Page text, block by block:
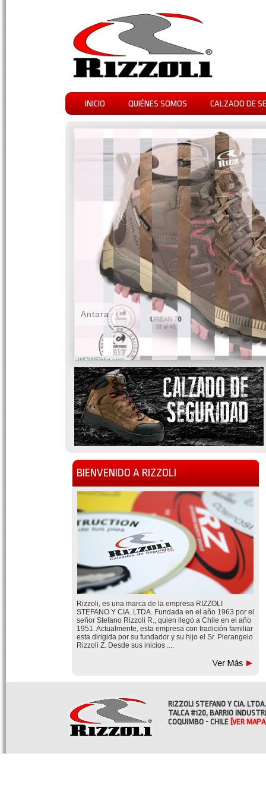
INICIO QUIÉNES SOMOS CALZADO DE
WOWSlider.com
Antara
BIENVENIDO A RIZZOLI
Rizzoli, es una marca de la empresa RIZZOLI
STEFANO Y CIA. LTDA. Fundada en el año 1963 por el
señor Stefano Rizzoli R., quien llegó a Chile en el año
1951. Actualmente, esta empresa con tradición familiar
esta dirigida por su fundador y su hijo el Sr. Pierangelo
Rizzoli Z. Desde sus inicios ....
RIZZOLI STEFANO Y CIA. LTDA.
TALCA #120, BARRIO
COQUIMBO - CHILE [VER